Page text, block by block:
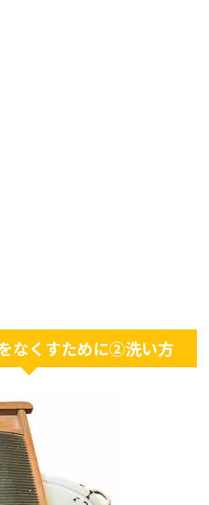
なくすために②洗い方